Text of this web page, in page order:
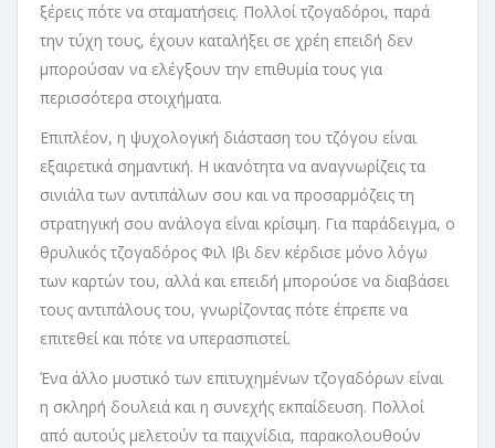
ξέρεις πότε να σταματήσεις. Πολλοί τζογαδόροι, παρά
την τύχη τους, έχουν καταλήξει σε χρέη επειδή δεν
μπορούσαν να ελέγξουν την επιθυμία τους για
περισσότερα στοιχήματα.
Επιπλέον, η ψυχολογική διάσταση του τζόγου είναι
εξαιρετικά σημαντική. Η ικανότητα να αναγνωρίζεις τα
σινιάλα των αντιπάλων σου και να προσαρμόζεις τη
στρατηγική σου ανάλογα είναι κρίσιμη. Για παράδειγμα, ο
θρυλικός τζογαδόρος Φιλ Ιβι δεν κέρδισε μόνο λόγω
των καρτών του, αλλά και επειδή μπορούσε να διαβάσει
τους αντιπάλους του, γνωρίζοντας πότε έπρεπε να
επιτεθεί και πότε να υπερασπιστεί.
Ένα άλλο μυστικό των επιτυχημένων τζογαδόρων είναι
η σκληρή δουλειά και η συνεχής εκπαίδευση. Πολλοί
από αυτούς μελετούν τα παιχνίδια, παρακολουθούν